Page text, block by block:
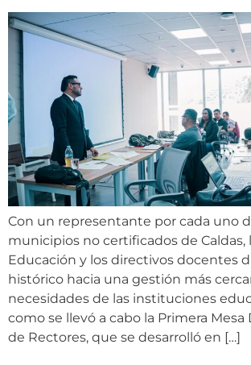
Con un representante por cada uno
municipios no certificados de Caldas,
Educación y los directivos docentes
histórico hacia una gestión más
necesidades de las instituciones
como se llevó a cabo la Primera
de Rectores, que se desarrolló en […]